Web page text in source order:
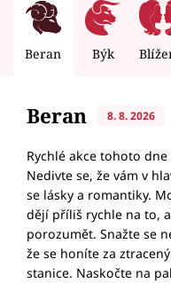
Beran Býk
Beran 8. 8. 2026
Rychlé akce tohoto
Nedivte se, že vám v
se lásky a romantiky.
dějí příliš rychle na to,
porozumět. Snažte se
že se honíte za
stanice. Naskočte na